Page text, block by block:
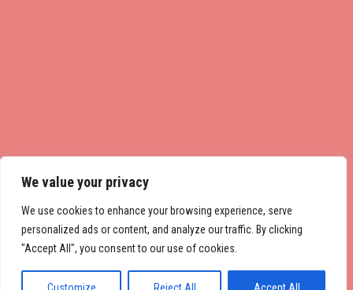
We value your privacy
We use cookies to enhance your browsing experience, serve
personalized ads or content, and analyze our traffic. By clicking
"Accept All", you consent to our use of cookies.